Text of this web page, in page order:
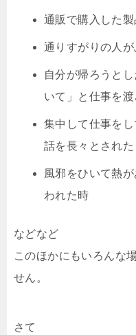
通販で購入した
通りすがりの人
自分が帰ろうと
いて」と仕事を渡
集中して仕事を
話を長々とされた
風邪をひいて熱
われた時
などなど
このほかにもいろんな
せん。
さて